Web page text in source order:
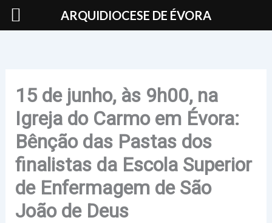
Skip
15 de junho, às 9h00, na
Igreja do Carmo em Évora:
Bênção das Pastas dos
finalistas da Escola Superior
de Enfermagem de São
João de Deus
ARQUIDIOCESE DE ÉVORA